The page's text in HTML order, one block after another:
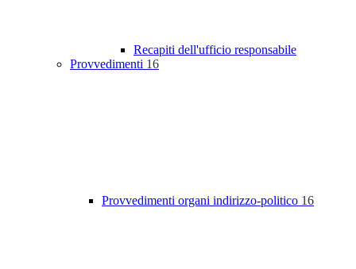
Recapiti dell'ufficio responsabile
Provvedimenti 16
Provvedimenti organi indirizzo-politico 16